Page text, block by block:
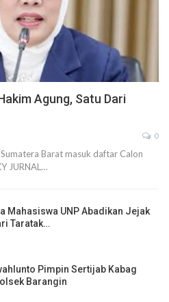
Agung, Satu Dari
0
Barat masuk daftar Calon
JURNAL…
Mahasiswa UNP Abadikan Jejak
Taratak…
Pimpin Sertijab Kabag
Barangin